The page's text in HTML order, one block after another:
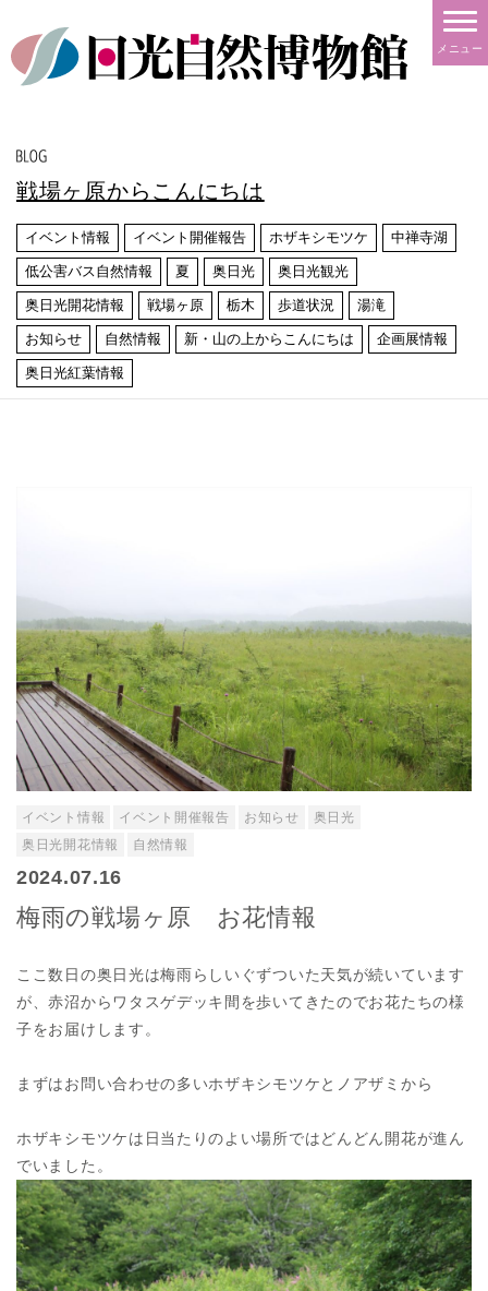
メニュー
戦場ヶ原からこんにちは
イベント情報 イベント開催報告 ホザキシモツケ 中禅寺湖
低公害バス自然情報 夏 奥日光 奥日光観光
奥日光開花情報 戦場ヶ原 栃木 歩道状況 湯滝
お知らせ 自然情報 新・山の上からこんにちは 企画展情報
奥日光紅葉情報
イベント情報 イベント開催報告 お知らせ
奥日光
奥日光開花情報
自然情報
2024.07.16
梅雨の戦場ヶ原 お花情報
ここ数日の奥日光は梅雨らしいぐずついた天気が続いています
が、赤沼からワタスゲデッキ間を歩いてきたのでお花たちの様
子をお届けします。
まずはお問い合わせの多いホザキシモツケとノアザミから
ホザキシモツケは日当たりのよい場所ではどんどん開花が進ん
でいました。